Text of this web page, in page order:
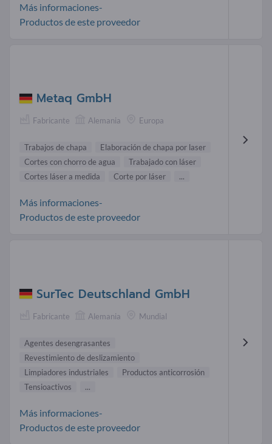
Más informaciones-
Productos de este proveedor
Metaq GmbH
Fabricante Alemania Europa
Trabajos de chapa
Elaboración de chapa por laser
Cortes con chorro de agua
Trabajado con láser
Cortes láser a medida
Corte por láser ...
Más informaciones-
Productos de este proveedor
SurTec Deutschland GmbH
Fabricante Alemania Mundial
Agentes desengrasantes
Revestimiento de deslizamiento
Limpiadores industriales
Productos anticorrosión
Tensioactivos
...
Más informaciones-
Productos de este proveedor